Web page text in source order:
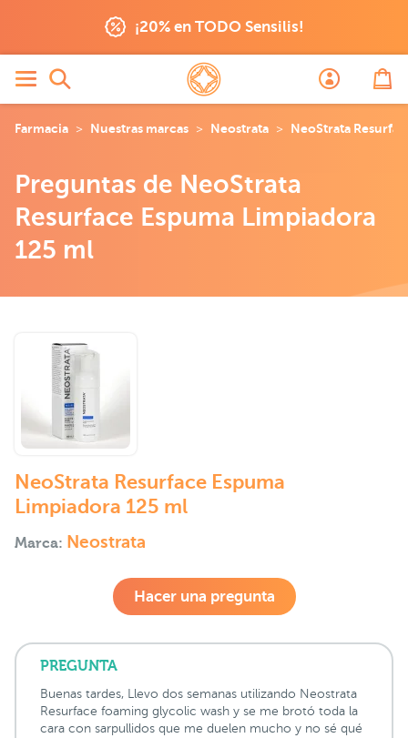
¡20% en TODO Sensilis!
Farmacia Nuestras marcas Neostrata NeoStrata
Preguntas de NeoStrata
Resurface Espuma Limpiadora
125 ml
NeoStrata Resurface Espuma
Limpiadora 125 ml
Marca: Neostrata
Hacer una pregunta
PREGUNTA
Buenas tardes, Llevo dos semanas utilizando Neostrata
Resurface foaming glycolic wash y se me brotó toda la
cara con sarpullidos que me duelen mucho y no sé qué